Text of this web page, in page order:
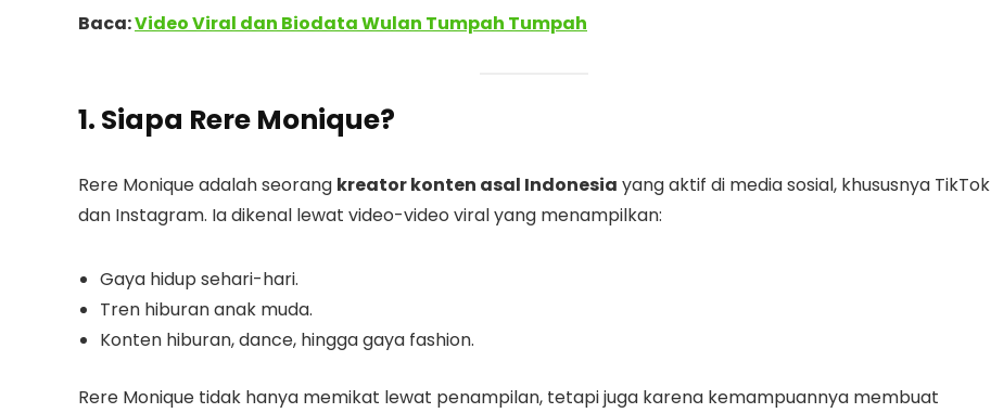
Baca:Video Viral dan Biodata Wulan Tumpah Tumpah
1. Siapa Rere Monique?
Rere Monique adalah seorang kreator konten asal Indonesia yang aktif di media sosial, khususnya TikTok
dan Instagram. Ia dikenal lewat video-video viral yang menampilkan:
Gaya hidup sehari-hari.
Tren hiburan anak muda.
Konten hiburan, dance, hingga gaya fashion.
Rere Monique tidak hanya memikat lewat penampilan, tetapi juga karena kemampuannya membuat